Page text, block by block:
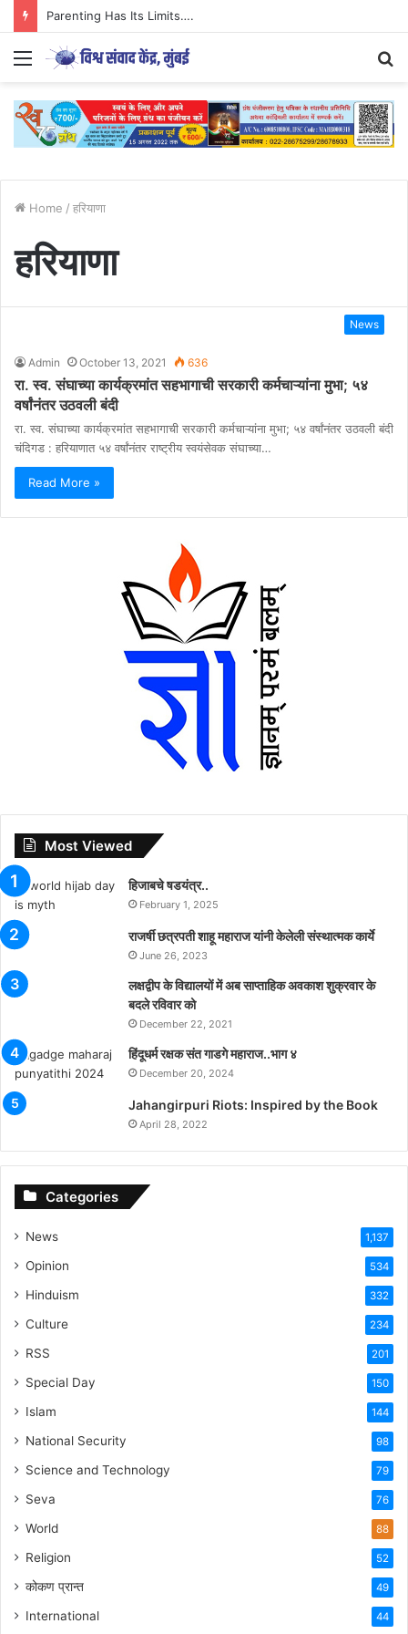
Parenting Has Its Limits….
Menu
Home / हरियाणा
हरियाणा
News
Admin October 13, 2021 636
रा. स्व. संघाच्या कार्यक्रमांत सहभागाची सरकारी कर्मचाऱ्यांना मुभा; ५४
वर्षांनंतर उठवली बंदी
रा. स्व. संघाच्या कार्यक्रमांत सहभागाची सरकारी कर्मचाऱ्यांना मुभा; ५४ वर्षांनंतर उठवली बंदी
चंदिगड : हरियाणात ५४ वर्षांनंतर राष्ट्रीय स्वयंसेवक संघाच्या…
Read More »
Most Viewed
हिजाबचे षडयंत्र..
February 1, 2025
राजर्षी छत्रपती शाहू महाराज यांनी केलेली संस्थात्मक कार्ये
June 26, 2023
लक्षद्वीप के विद्यालयों में अब साप्ताहिक अवकाश शुक्रवार के
बदले रविवार को
December 22, 2021
हिंदूधर्म रक्षक संत गाडगे महाराज..भाग ४
December 20, 2024
Jahangirpuri Riots: Inspired by the Book
April 28, 2022
Categories
News 1,137
Opinion 534
Hinduism 332
Culture 234
RSS 201
Special Day 150
Islam 144
National Security 98
Science and Technology 79
Seva 76
World 88
Religion 52
कोकण प्रान्त 49
International 44